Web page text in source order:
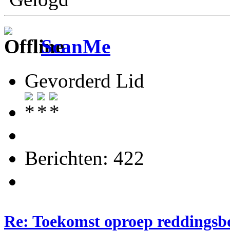
ScanMe
Gevorderd Lid
Berichten: 422
Re: Toekomst oproep